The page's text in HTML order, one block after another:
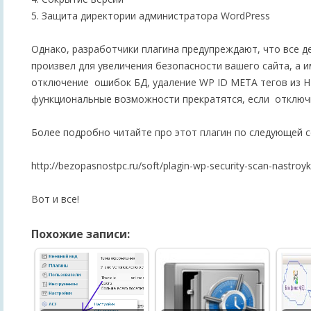
5. Защита директории администратора WordPress
Однако, разработчики плагина предупреждают, что все
произвел для увеличения безопасности вашего сайта, а
отключение ошибок БД, удаление WP ID META тегов из
функциональные возможности прекратятся, если
Более подробно читайте про этот плагин по следующей
http://bezopasnostpc.ru/soft/plagin-wp-security-scan-
Вот и все!
Похожие записи: